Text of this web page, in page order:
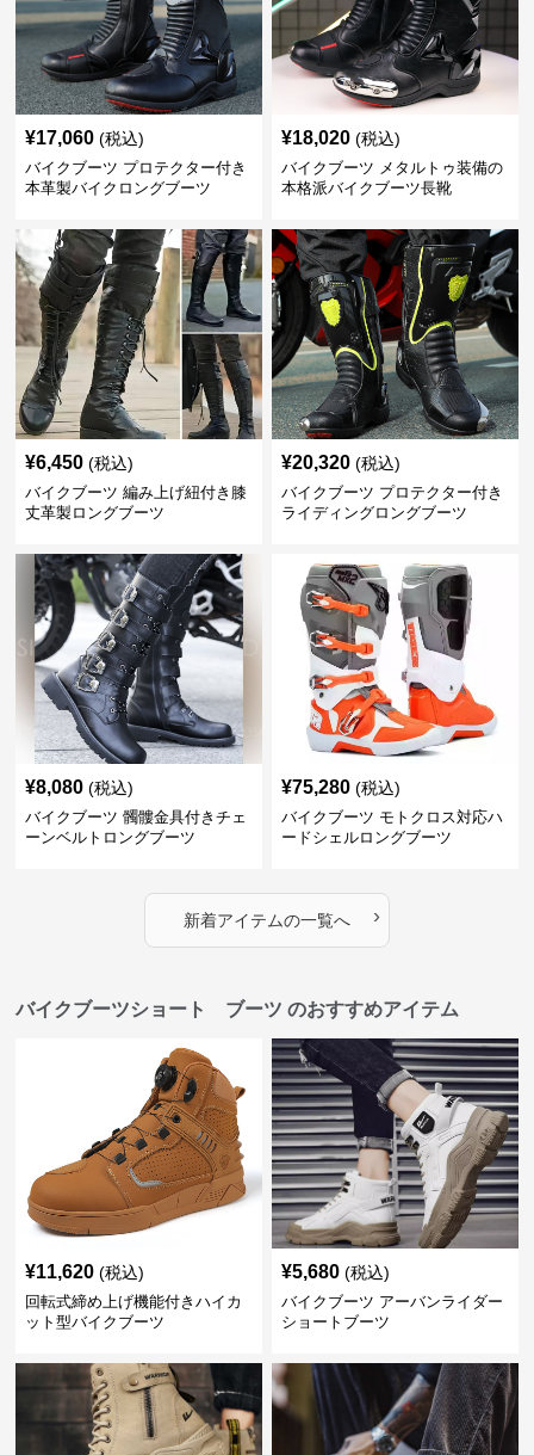
¥17,060 (税込)
バイクブーツ プロテクター付き
本革製バイクロングブーツ
¥18,020 (税込)
バイクブーツ メタルトゥ装備の
本格派バイクブーツ長靴
¥6,450 (税込)
バイクブーツ 編み上げ紐付き膝
丈革製ロングブーツ
¥20,320 (税込)
バイクブーツ プロテクター付き
ライディングロングブーツ
¥8,080 (税込)
バイクブーツ 髑髏金具付きチェ
ーンベルトロングブーツ
¥75,280 (税込)
バイクブーツ モトクロス対応ハ
ードシェルロングブーツ
新着アイテムの一覧へ ›
バイクブーツショート ブーツ のおすすめアイテム
¥11,620 (税込)
回転式締め上げ機能付きハイカ
ット型バイクブーツ
¥5,680 (税込)
バイクブーツ アーバンライダー
ショートブーツ